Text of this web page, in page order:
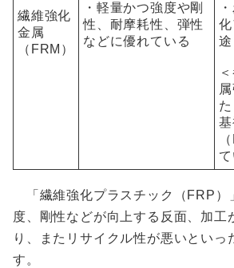
繊維強化
金属
（FRM）
・軽量かつ強度や剛
性、耐摩耗性、弾性
などに優れている
「繊維強化プラスチック（FRP）
度、剛性などが向上する反面、加工
り、またリサイクル性が悪いといっ
す。